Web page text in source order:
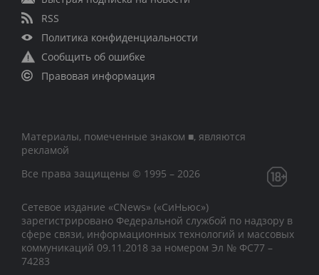
RSS
Политика конфиденциальности
Сообщить об ошибке
Правовая информация
Материалы, помеченные знаком ■, являются
рекламой
Все права защищены © 1995 – 2026
Сетевое издание «CNews» («СиНьюс»)
зарегистрировано Федеральной службой по надзору в
сфере связи, информационных технологий и массовых
коммуникаций 09.11.2018 за номером Эл № ФС77 –
74283